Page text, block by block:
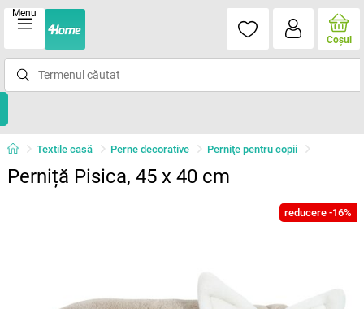
Menu
Coşul
Textile casă Perne decorative Perniţe pentru copii
Perniță Pisica, 45 x 40 cm
reducere -16%